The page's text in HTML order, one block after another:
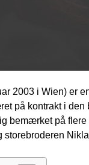
2003 i Wien) er
på kontrakt i
bemærket på
storebroderen